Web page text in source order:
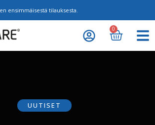
ensimmäisestä tilauksesta.
0
UUTISET